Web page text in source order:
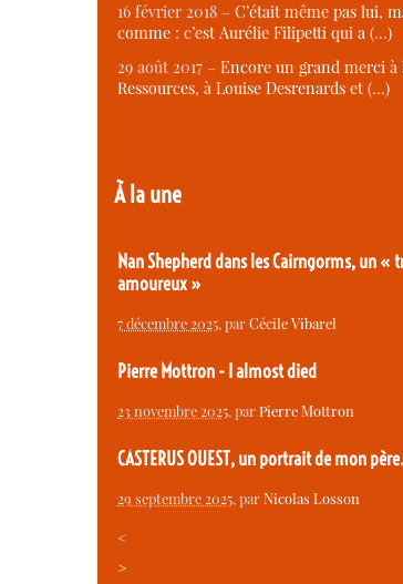
16 février 2018 – C’était même pas lui,
comme : c’est Aurélie Filipetti qui a (…)
29 août 2017 – Encore un grand merci à
Ressources, à Louise Desrenards et (…)
À la une
Nan Shepherd dans les Cairngorms, un «
amoureux »
7 décembre 2025, parCécile Vibarel
Pierre Mottron - I almost died
23 novembre 2025, parPierre Mottron
CASTERUS OUEST, un portrait de mon
29 septembre 2025, parNicolas Losson
<
>